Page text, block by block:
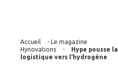
Accueil - Le magazine
Hynovations
-
Hype pousse la
logistique vers l’hydrogène